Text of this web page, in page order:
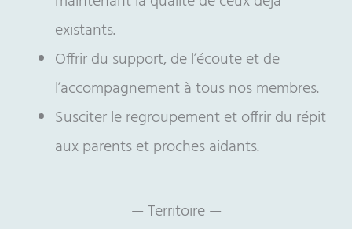
existants.
Offrir du support, de l’écoute et de
l’accompagnement à tous nos membres.
Susciter le regroupement et offrir du répit
aux parents et proches aidants.
— Territoire —